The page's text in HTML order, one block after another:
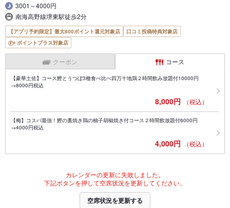
3001～4000円
南海高野線堺東駅徒歩2分
【アプリ予約限定】最大800ポイント還元対象店
口コミ投稿特典対象店
ポイントプラス対象店
クーポン コース
【豪華土佐】コース鰹とうつぼ3種食べ比べ四万十地鶏２時間飲み放題付10000円
→8000円税込
8,000円 （税込）
【梅】コスパ最強！鰹の藁焼き鶏の柚子胡椒焼き付コース２時間飲放題付6000円
→4000円税込
4,000円 （税込）
カレンダーの更新に失敗しました。
下記ボタンを押して空席状況を更新してください。
空席状況を更新する